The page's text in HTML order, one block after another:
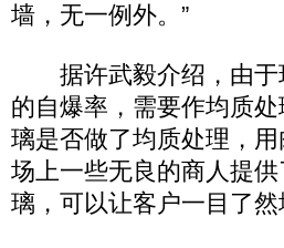
墙，无一例外。”
据许武毅介绍，由于
的自爆率，需要作均质
璃是否做了均质处理，
场上一些无良的商人提
璃，可以让客户一目了